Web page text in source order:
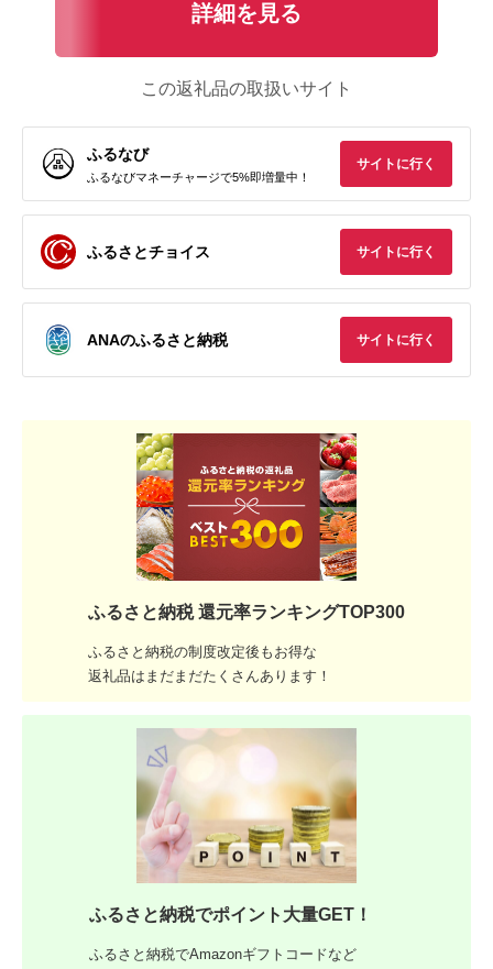
詳細を見る
この返礼品の取扱いサイト
ふるなび
ふるなびマネーチャージで5%即増量中！
サイトに行く
ふるさとチョイス サイトに行く
ANAのふるさと納税 サイトに行く
ふるさと納税 還元率ランキングTOP300
ふるさと納税の制度改定後もお得な
返礼品はまだまだたくさんあります！
ふるさと納税でポイント大量GET！
ふるさと納税でAmazonギフトコードなど